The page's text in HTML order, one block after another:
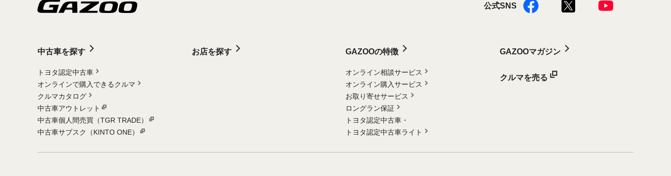
公式SNS
中古車を探す
トヨタ認定中古車
オンラインで購入できるクルマ
クルマカタログ
中古車アウトレット
中古車個人間売買（TGR TRADE）
中古車サブスク（KINTO ONE）
お店を探す GAZOOの特徴
オンライン相談サービス
オンライン購入サービス
お取り寄せサービス
ロングラン保証
トヨタ認定中古車・
トヨタ認定中古車ライト
GAZOOマガジン
クルマを売る